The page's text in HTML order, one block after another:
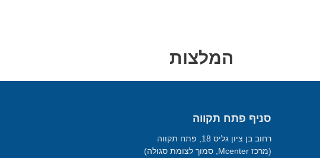
המלצות
סניף פתח תקווה
רחוב בן ציון גליס 18, פתח תקווה
(מרכז Mcenter, סמוך לצומת סגולה)